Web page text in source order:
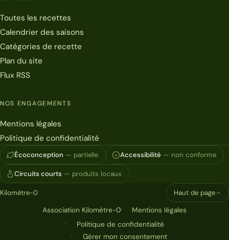
Toutes les recettes
Calendrier des saisons
Catégories de recette
Plan du site
Flux RSS
NOS ENGAGEMENTS
Mentions légales
Politique de confidentialité
Écoconception — partielle Accessibilité — non conforme
Circuits courts — produits locaux
Kilomètre-0
Association Kilomètre-0
Mentions légales
Politique de confidentialité
Gérer mon consentement
Haut de page